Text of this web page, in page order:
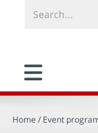
Home / Event